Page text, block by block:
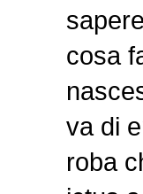
cosa
va di
roba